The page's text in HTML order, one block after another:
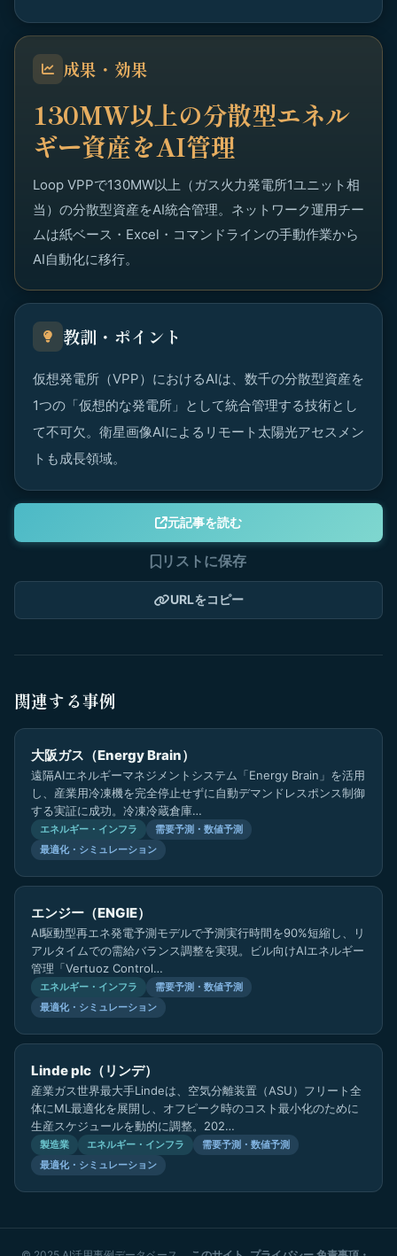
成果・効果
130MW以上の分散型エネル
ギー資産をAI管理
Loop VPPで130MW以上（ガス火力発電所1ユニット相
当）の分散型資産をAI統合管理。ネットワーク運用チー
ムは紙ベース・Excel・コマンドラインの手動作業から
AI自動化に移行。
教訓・ポイント
仮想発電所（VPP）におけるAIは、数千の分散型資産を
1つの「仮想的な発電所」として統合管理する技術とし
て不可欠。衛星画像AIによるリモート太陽光アセスメン
トも成長領域。
元記事を読む
リストに保存
URLをコピー
関連する事例
大阪ガス（Energy Brain）
遠隔AIエネルギーマネジメントシステム「Energy Brain」を活用
し、産業用冷凍機を完全停止せずに自動デマンドレスポンス制御
する実証に成功。冷凍冷蔵倉庫…
エネルギー・インフラ
需要予測・数値予測
最適化・シミュレーション
エンジー（ENGIE）
AI駆動型再エネ発電予測モデルで予測実行時間を90%短縮し、リ
アルタイムでの需給バランス調整を実現。ビル向けAIエネルギー
管理「Vertuoz Control…
エネルギー・インフラ
需要予測・数値予測
最適化・シミュレーション
Linde plc（リンデ）
産業ガス世界最大手Lindeは、空気分離装置（ASU）フリート全
体にML最適化を展開し、オフピーク時のコスト最小化のために
生産スケジュールを動的に調整。202…
製造業 エネルギー・インフラ
需要予測・数値予測
最適化・シミュレーション